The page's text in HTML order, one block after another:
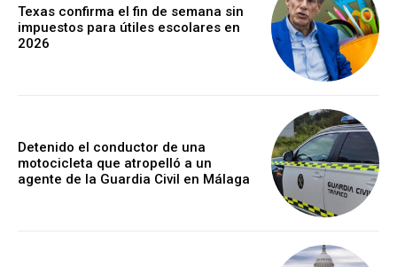
Texas confirma el fin de semana sin
impuestos para útiles escolares en
2026
Detenido el conductor de una
motocicleta que atropelló a un
agente de la Guardia Civil en Málaga